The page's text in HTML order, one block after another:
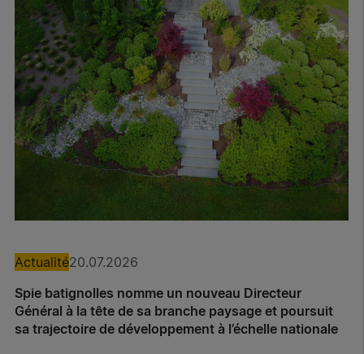
Actualité20.07.2026
Spie batignolles nomme un nouveau Directeur
Général à la tête de sa branche paysage et poursuit
sa trajectoire de développement à l’échelle nationale